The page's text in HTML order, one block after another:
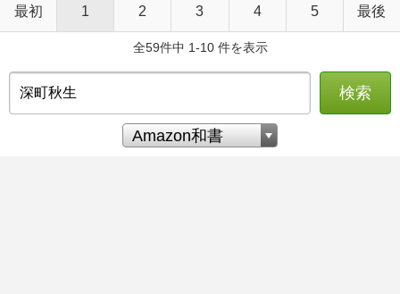
最初 1 2 3 4 5 最後
全59件中 1-10 件を表示
検索